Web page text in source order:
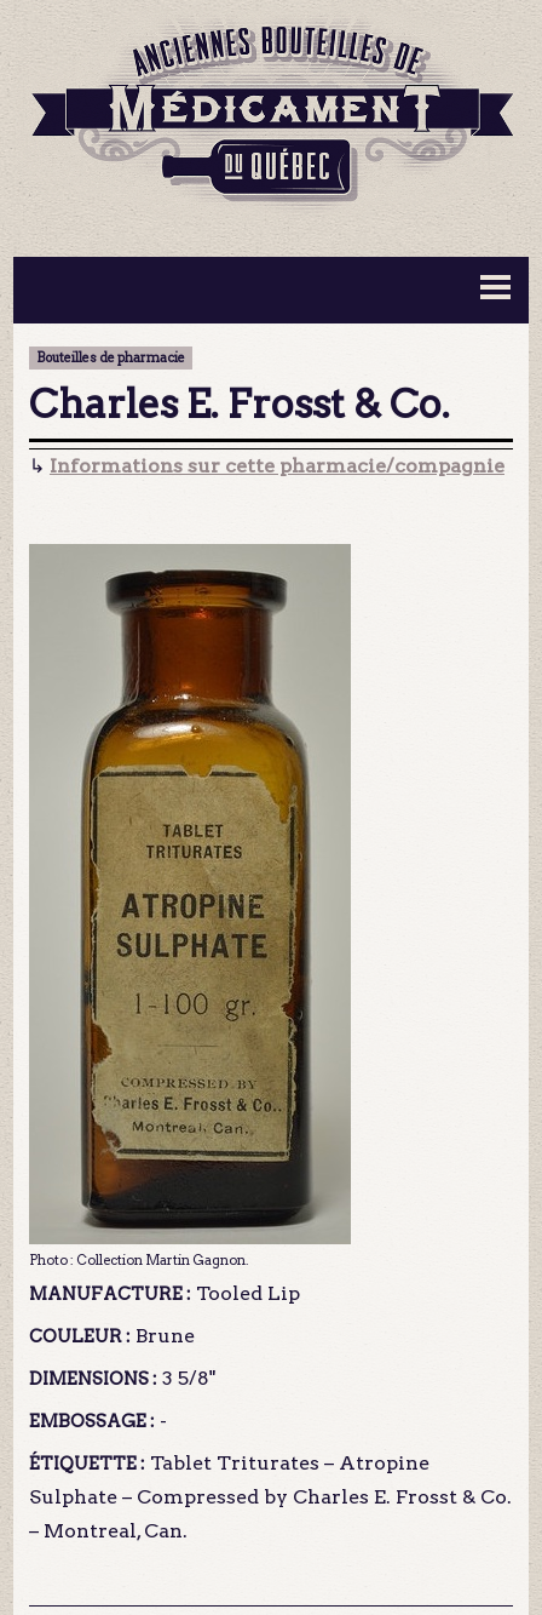
BOUTEILLES ▼
MA COLLECTION
CONTACT
Bouteilles de pharmacie
Charles E. Frosst & Co.
↳ Informations sur cette pharmacie/compagnie
Photo : Collection Martin Gagnon.
MANUFACTURE : Tooled Lip
COULEUR : Brune
DIMENSIONS : 3 5/8"
EMBOSSAGE : -
ÉTIQUETTE : Tablet Triturates – Atropine
Sulphate – Compressed by Charles E. Frosst & Co.
– Montreal, Can.